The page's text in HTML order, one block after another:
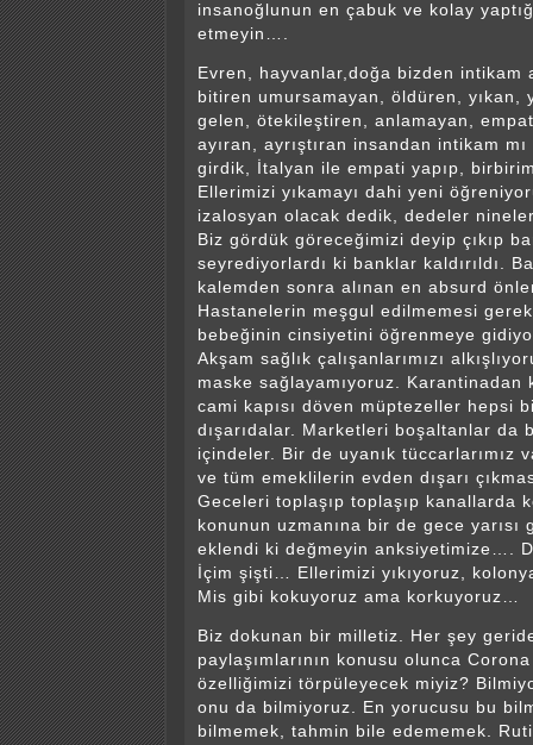
insanoğlunun en çabuk ve kolay
etmeyin….
Evren, hayvanlar,doğa bizden intikam
bitiren umursamayan, öldüren, yıkan,
gelen, ötekileştiren, anlamayan,
ayıran, ayrıştıran insandan intikam
girdik, İtalyan ile empati yapıp,
Ellerimizi yıkamayı dahi yeni
izalosyan olacak dedik, dedeler
Biz gördük göreceğimizi deyip çıkıp
seyrediyorlardı ki banklar kaldırıldı.
kalemden sonra alınan en absurd
Hastanelerin meşgul edilmemesi
bebeğinin cinsiyetini öğrenmeye
Akşam sağlık çalışanlarımızı
maske sağlayamıyoruz. Karantinadan
cami kapısı döven müptezeller hepsi
dışarıdalar. Marketleri boşaltanlar da
içindeler. Bir de uyanık tüccarlarımız
ve tüm emeklilerin evden dışarı
Geceleri toplaşıp toplaşıp kanallarda
konunun uzmanına bir de gece yarısı
eklendi ki değmeyin anksiyetimize….
İçim şişti… Ellerimizi yıkıyoruz,
Mis gibi kokuyoruz ama korkuyoruz…
Biz dokunan bir milletiz. Her şey
paylaşımlarının konusu olunca
özelliğimizi törpüleyecek miyiz?
onu da bilmiyoruz. En yorucusu bu
bilmemek, tahmin bile edememek.